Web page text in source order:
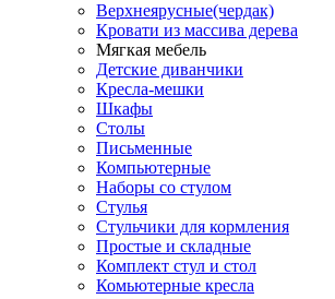
Верхнеярусные(чердак)
Кровати из массива дерева
Мягкая мебель
Детские диванчики
Кресла-мешки
Шкафы
Столы
Письменные
Компьютерные
Наборы со стулом
Стулья
Стульчики для кормления
Простые и складные
Комплект стул и стол
Комьютерные кресла